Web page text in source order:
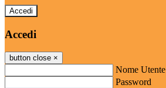
Accedi
Accedi
button close ×
Nome Utente
Password